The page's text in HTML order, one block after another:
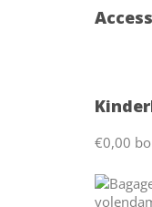
€0,00